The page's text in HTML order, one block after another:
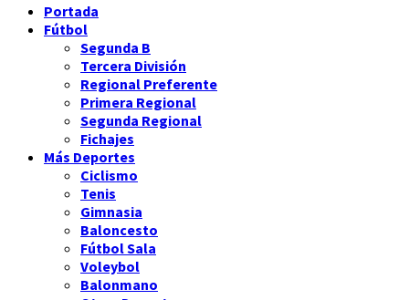
Portada
Fútbol
Segunda B
Tercera División
Regional Preferente
Primera Regional
Segunda Regional
Fichajes
Más Deportes
Ciclismo
Tenis
Gimnasia
Baloncesto
Fútbol Sala
Voleybol
Balonmano